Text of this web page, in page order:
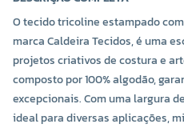
O tecido tricoline estampado
marca Caldeira Tecidos, é uma
projetos criativos de costura e
composto por 100% algodão,
excepcionais. Com uma largura
ideal para diversas aplicações,